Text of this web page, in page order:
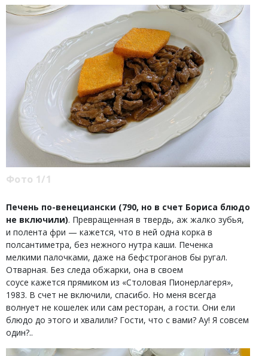
Фото 1/1
Печень по-венециански (790, но в счет Бориса блюдо
не включили). Превращенная в твердь, аж жалко зубья,
и полента фри — кажется, что в ней одна корка в
полсантиметра, без нежного нутра каши. Печенка
мелкими палочками, даже на бефстроганов бы ругал.
Отварная. Без следа обжарки, она в своем
соусе кажется прямиком из «Столовая Пионерлагеря»,
1983. В счет не включили, спасибо. Но меня всегда
волнует не кошелек или сам ресторан, а гости. Они ели
блюдо до этого и хвалили? Гости, что с вами? Ау! Я совсем
один?..